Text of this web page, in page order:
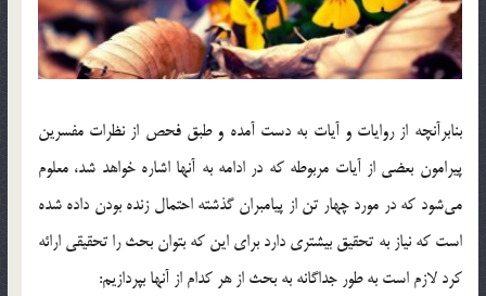
بنابر‌آنچه از روايات و آيات به دست آمده و طبق فحص از نظرات مفسرين
پيرامون بعضي از آيات مربوطه كه در ادامه به آنها اشاره خواهد شد، معلوم
مي‌شود كه در مورد چهار تن از پيامبران گذشته احتمال زنده بودن داده شده
است كه نياز به تحقيق بيشتري دارد براي اين كه بتوان بحث را تحقيقي ارائه
كرد لازم است به طور جداگانه به بحث از هر كدام از آنها بپردازيم: